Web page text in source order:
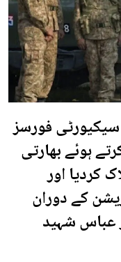
فورسز
ہوئے بھارتی
ہلاک کردیا اور
کے دوران
عباس شہید